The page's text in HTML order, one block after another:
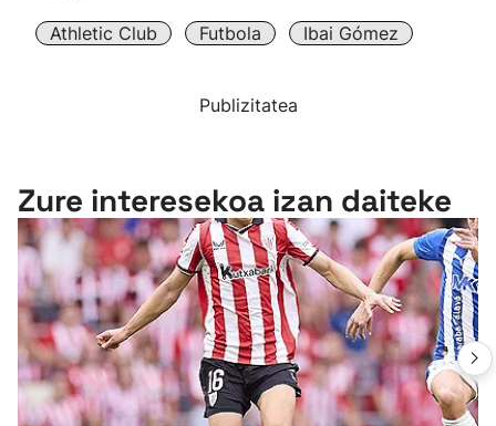
Athletic Club Futbola Ibai Gómez
Publizitatea
Zure interesekoa izan daiteke